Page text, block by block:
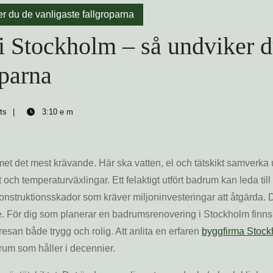
du de vanligaste fallgroparna
Stockholm – så undviker
3:10 e m
det mest krävande. Här ska vatten, el och tätskikt samverka
temperaturväxlingar. Ett felaktigt utfört badrum kan leda till
som kräver miljoninvesteringar att åtgärda.
För dig som planerar en badrumsrenovering i Stockholm
både trygg och rolig. Att anlita en erfaren byggfirma
som håller i decennier.